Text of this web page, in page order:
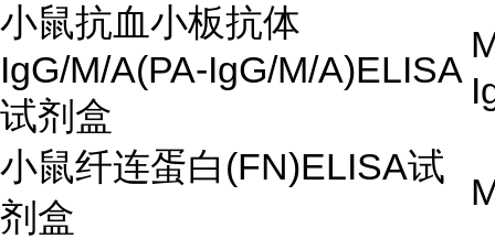
小鼠抗血小板抗体
IgG/M/A(PA-IgG/M/A)ELISA
试剂盒
小鼠纤连蛋白(FN)ELISA试
剂盒